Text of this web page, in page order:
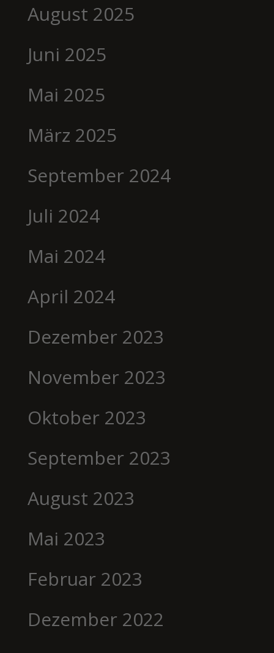
August 2025
Juni 2025
Mai 2025
März 2025
September 2024
Juli 2024
Mai 2024
April 2024
Dezember 2023
November 2023
Oktober 2023
September 2023
August 2023
Mai 2023
Februar 2023
Dezember 2022